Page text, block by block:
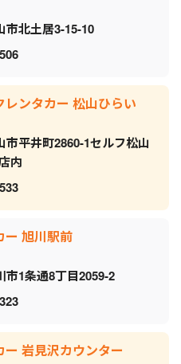
市北土居3-15-10
レンタカー 松山ひらい
市平井町2860-1セルフ松山
内
ー 旭川駅前
市1条通8丁目2059‐2
ー 岩見沢カウンター